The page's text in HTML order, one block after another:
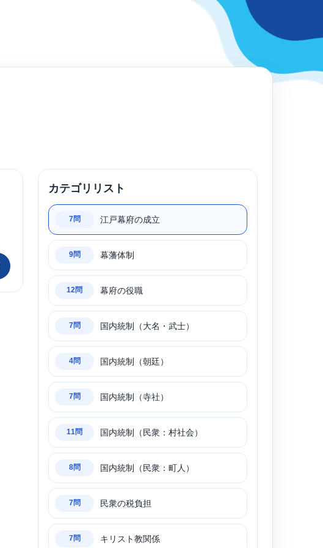
カテゴリリスト
7問 江戸幕府の成立
9問 幕藩体制
12問 幕府の役職
7問 国内統制（大名・武士）
4問 国内統制（朝廷）
7問 国内統制（寺社）
11問 国内統制（民衆：村社会）
8問 国内統制（民衆：町人）
7問 民衆の税負担
7問 キリスト教関係